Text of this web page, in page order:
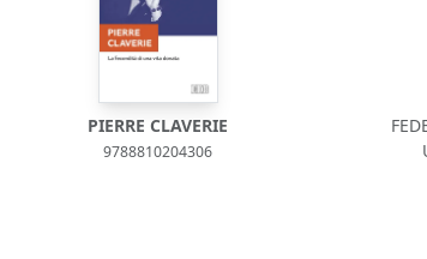
PIERRE CLAVERIE
9788810204306